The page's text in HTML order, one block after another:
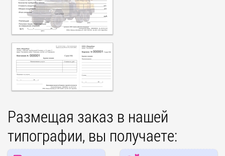
Размещая заказ в нашей
типографии, вы получаете: